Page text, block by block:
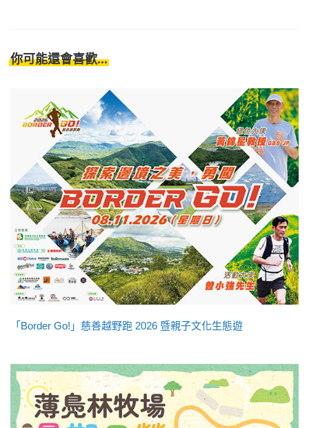
你可能還會喜歡...
「Border Go!」慈善越野跑 2026 暨親子文化生態遊